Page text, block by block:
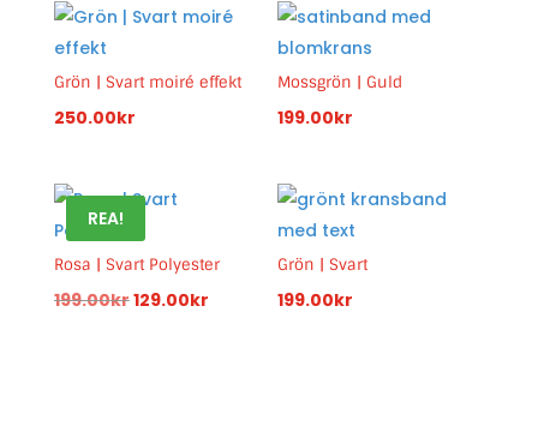
Grön | Svart moiré effekt
250.00kr
Mossgrön | Guld
199.00kr
REA!
Rosa | Svart Polyester
199.00krDet
129.00krDet
Grön | Svart
199.00kr